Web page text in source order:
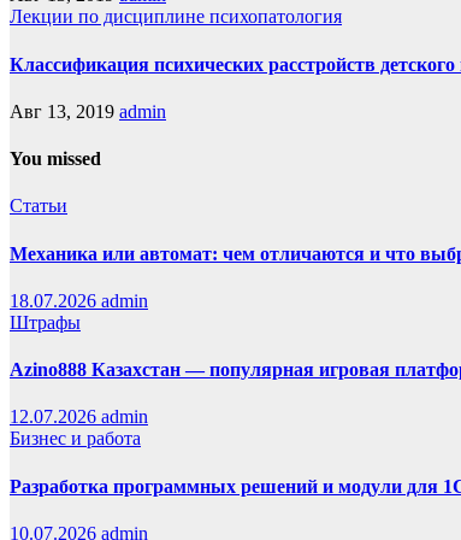
Лекции по дисциплине психопатология
Классификация психических расстройств детского
Авг 13, 2019 admin
You missed
Статьи
Механика или автомат: чем отличаются и что
18.07.2026 admin
Штрафы
Azino888 Казахстан — популярная игровая
12.07.2026 admin
Бизнес и работа
Разработка программных решений и модули для
10.07.2026 admin